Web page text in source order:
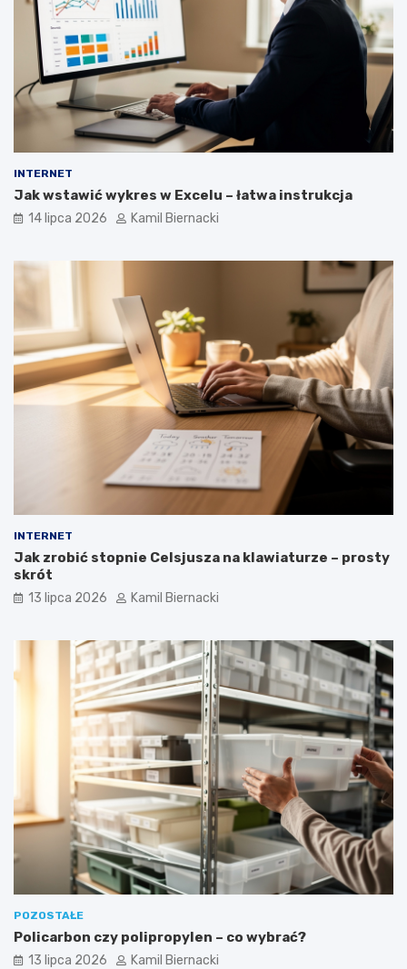
INTERNET
Jak wstawić wykres w Excelu – łatwa instrukcja
14 lipca 2026 Kamil Biernacki
INTERNET
Jak zrobić stopnie Celsjusza na klawiaturze – prosty
skrót
13 lipca 2026 Kamil Biernacki
POZOSTAŁE
Policarbon czy polipropylen – co wybrać?
13 lipca 2026 Kamil Biernacki